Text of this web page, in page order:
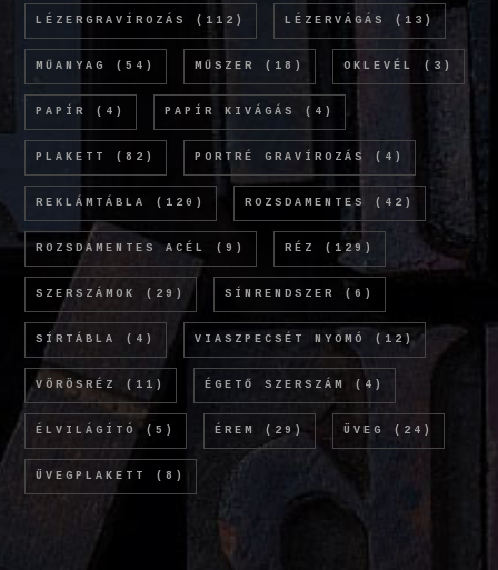
LÉZERGRAVÍROZÁS (112) LÉZERVÁGÁS (13)
MŰANYAG (54) MŰSZER (18) OKLEVÉL (3)
PAPÍR (4) PAPÍR KIVÁGÁS (4)
PLAKETT (82) PORTRÉ GRAVÍROZÁS (4)
REKLÁMTÁBLA (120) ROZSDAMENTES (42)
ROZSDAMENTES ACÉL (9) RÉZ (129)
SZERSZÁMOK (29) SÍNRENDSZER (6)
SÍRTÁBLA (4) VIASZPECSÉT NYOMÓ (12)
VÖRÖSRÉZ (11) ÉGETŐ SZERSZÁM (4)
ÉLVILÁGÍTÓ (5) ÉREM (29) ÜVEG (24)
ÜVEGPLAKETT (8)